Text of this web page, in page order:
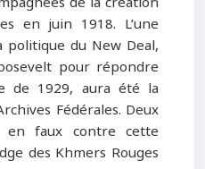
en juin 1918. L’une
politique du New Deal,
pour répondre
de 1929, aura été la
Fédérales. Deux
en faux contre cette
des Khmers Rouges